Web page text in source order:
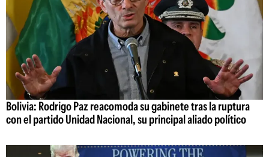
Bolivia: Rodrigo Paz reacomoda su gabinete tras la ruptura
con el partido Unidad Nacional, su principal aliado político